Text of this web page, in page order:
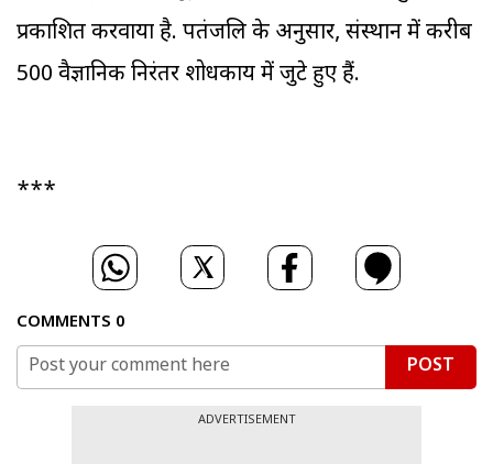
प्रकाशित करवाया है. पतंजलि के अनुसार, संस्थान में करीब
500 वैज्ञानिक निरंतर शोधकार्य में जुटे हुए हैं.
***
COMMENTS 0
POST
ADVERTISEMENT